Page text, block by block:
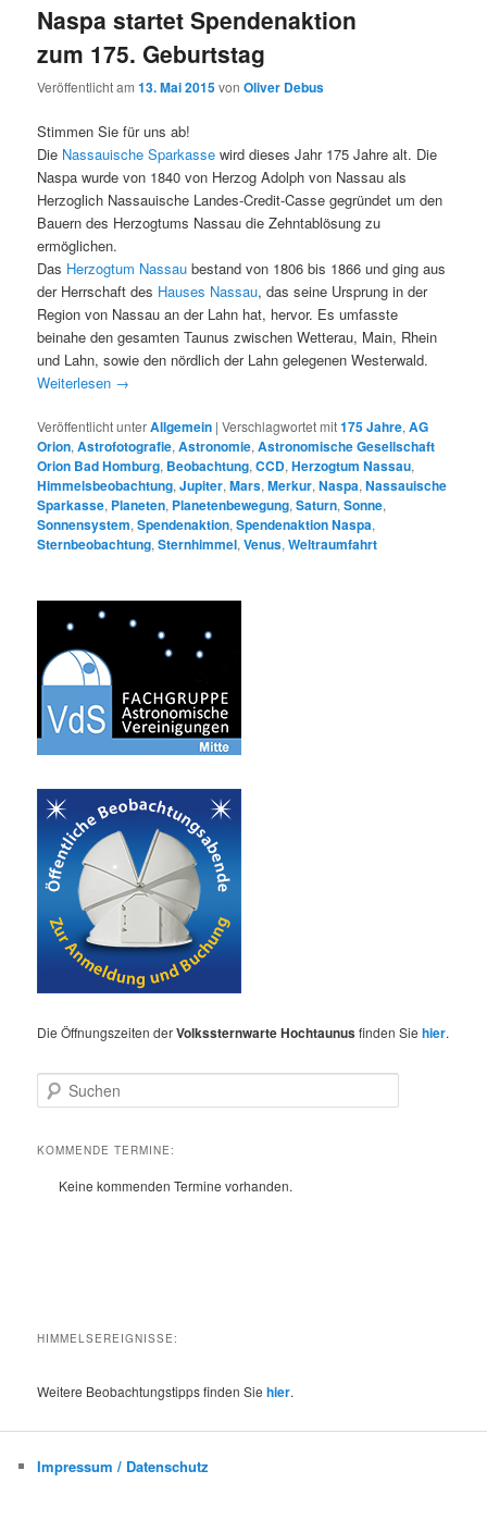
Naspa startet Spendenaktion
zum 175. Geburtstag
Veröffentlicht am13. Mai 2015vonOliver Debus
Stimmen Sie für uns ab!
Die Nassauische Sparkasse wird dieses Jahr 175 Jahre alt. Die
Naspa wurde von 1840 von Herzog Adolph von Nassau als
Herzoglich Nassauische Landes-Credit-Casse gegründet um den
Bauern des Herzogtums Nassau die Zehntablösung zu
ermöglichen.
Das Herzogtum Nassau bestand von 1806 bis 1866 und ging aus
der Herrschaft des Hauses Nassau, das seine Ursprung in der
Region von Nassau an der Lahn hat, hervor. Es umfasste
beinahe den gesamten Taunus zwischen Wetterau, Main, Rhein
und Lahn, sowie den nördlich der Lahn gelegenen Westerwald.
Weiterlesen →
Veröffentlicht unterAllgemein |Verschlagwortet mit175 Jahre,AG
Orion,Astrofotografie,Astronomie,Astronomische Gesellschaft
Orion Bad Homburg, Beobachtung,CCD,Herzogtum Nassau,
Himmelsbeobachtung,Jupiter,Mars,Merkur,Naspa,Nassauische
Sparkasse, Planeten, Planetenbewegung,Saturn,Sonne,
Sonnensystem,Spendenaktion,Spendenaktion Naspa,
Sternbeobachtung,Sternhimmel,Venus,Weltraumfahrt
Die Öffnungszeiten derVolkssternwarte Hochtaunusfinden Siehier.
u
h
KOMMENDE TERMINE:
Keine kommenden Termine vorhanden.
HIMMELSEREIGNISSE:
Weitere Beobachtungstipps finden Siehier.
Impressum / Datenschutz